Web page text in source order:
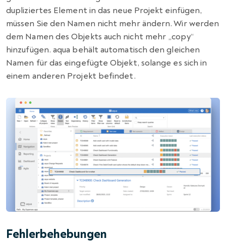
dupliziertes Element in das neue Projekt einfügen,
müssen Sie den Namen nicht mehr ändern. Wir werden
dem Namen des Objekts auch nicht mehr „copy“
hinzufügen. aqua behält automatisch den gleichen
Namen für das eingefügte Objekt, solange es sich in
einem anderen Projekt befindet.
Fehlerbehebungen